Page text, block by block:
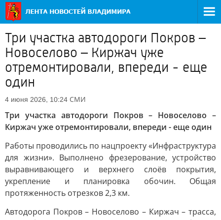
Три участка автодороги Покров –
Новоселово – Киржач уже
отремонтировали, впереди - еще
один
4 июня 2026, 10:24 СМИ
Три участка автодороги Покров – Новоселово –
Киржач уже отремонтировали, впереди - еще один
Работы проводились по нацпроекту «Инфраструктура
для жизни». Выполнено фрезерование, устройство
выравнивающего и верхнего слоёв покрытия,
укрепление и планировка обочин. Общая
протяженность отрезков 2,3 км.
Автодорога Покров – Новоселово – Киржач – трасса,